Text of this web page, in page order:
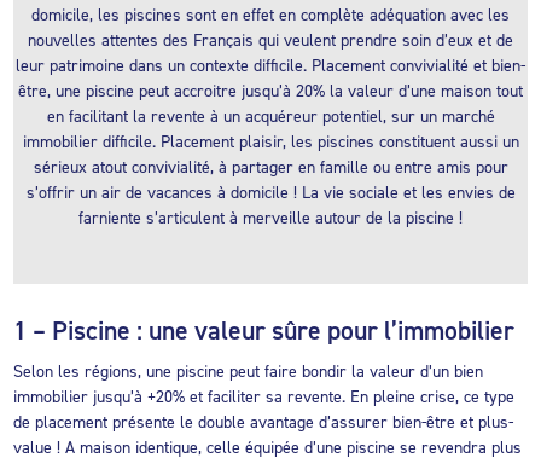
domicile, les piscines sont en effet en complète adéquation avec les
nouvelles attentes des Français qui veulent prendre soin d’eux et de
leur patrimoine dans un contexte difficile. Placement convivialité et bien-
être, une piscine peut accroitre jusqu’à 20% la valeur d’une maison tout
en facilitant la revente à un acquéreur potentiel, sur un marché
immobilier difficile. Placement plaisir, les piscines constituent aussi un
sérieux atout convivialité, à partager en famille ou entre amis pour
s’offrir un air de vacances à domicile ! La vie sociale et les envies de
farniente s’articulent à merveille autour de la piscine !
1 – Piscine : une valeur sûre pour l’immobilier
Selon les régions, une piscine peut faire bondir la valeur d’un bien
immobilier jusqu’à +20% et faciliter sa revente. En pleine crise, ce type
de placement présente le double avantage d’assurer bien-être et plus-
value ! A maison identique, celle équipée d’une piscine se revendra plus